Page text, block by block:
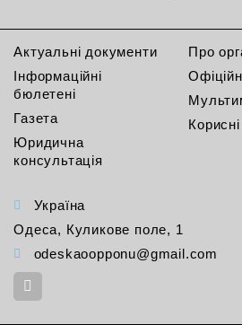
Актуальні документи
Інформаційні
бюлетені
Газета
Юридична
консультація
Про
Україна
Одеса, Куликове поле, 1
odeskaoopponu@gmail.com